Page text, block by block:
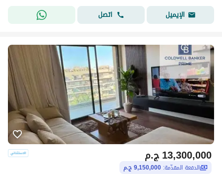
الإيميل
اتصل
ج.م13,300,000
الدفعة المقدّمة: 9,150,000 ج.م